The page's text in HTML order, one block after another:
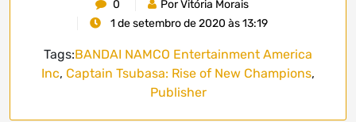
0
Por Vitória Morais
1 de setembro de 2020 às 13:19
Tags:BANDAI NAMCO Entertainment America
Inc, Captain Tsubasa: Rise of New Champions,
Publisher